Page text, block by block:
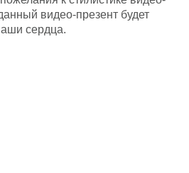
видео-презент будет
сердца.